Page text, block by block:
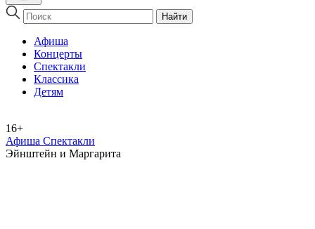
Найти
Афиша
Концерты
Спектакли
Классика
Детям
16+
Афиша Спектакли
Эйнштейн и Маргарита